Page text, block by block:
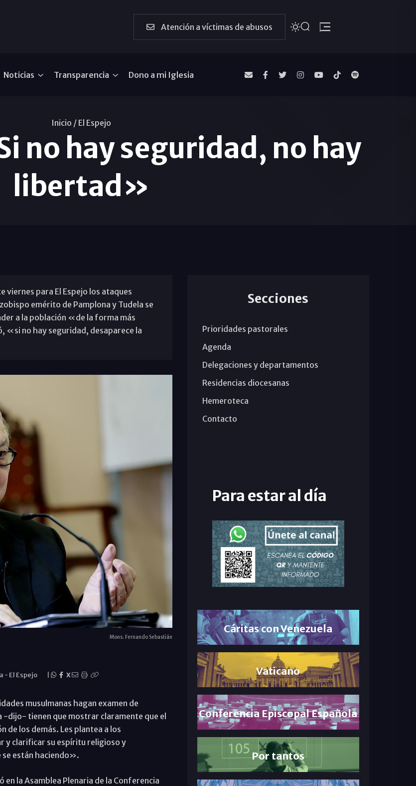
Atención a víctimas de abusos
Noticias Transparencia Dono a mi Iglesia
Inicio / El Espejo
no hay seguridad, no hay
libertad»
viernes para El Espejo los ataques
emérito de Pamplona y Tudela se
a la población «de la forma más
«si no hay seguridad, desaparece la
Mons. Fernando Sebastián
- El Espejo X
musulmanas hagan examen de
-dijo- tienen que mostrar claramente que el
de los demás. Les plantea a los
y clarificar su espíritu religioso y
están haciendo».
la Asamblea Plenaria de la Conferencia
Secciones
Prioridades pastorales
Agenda
Delegaciones y departamentos
Residencias diocesanas
Hemeroteca
Contacto
Para estar al día
Cáritas con Venezuela
Vaticano
Conferencia Episcopal Española
Por tantos